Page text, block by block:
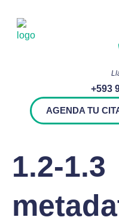
+593
AGENDA TU
1.2-1.3